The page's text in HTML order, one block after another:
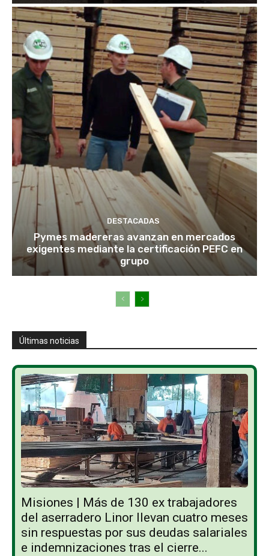
DESTACADAS
Pymes madereras avanzan en mercados
exigentes mediante la certificación PEFC en
grupo
Últimas noticias
Misiones | Más de 130 ex trabajadores
del aserradero Linor llevan cuatro meses
sin respuestas por sus deudas salariales
e indemnizaciones tras el cierre...